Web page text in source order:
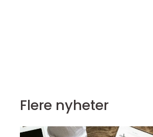
Flere nyheter